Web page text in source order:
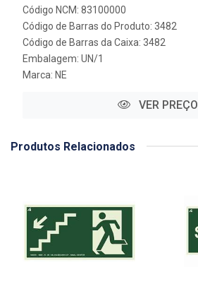
Código NCM: 83100000
Código de Barras do Produto: 3482
Código de Barras da Caixa: 3482
Embalagem: UN/1
Marca: NE
VER PREÇO
Produtos Relacionados